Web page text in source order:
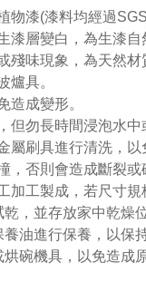
物漆(漆料均經過
漆層變白，為生漆
殘味現象，為天然
爐具。
造成變形。
但勿長時間浸泡水中
屬刷具進行清洗，以
，否則會造成斷裂或
加工製成，若尺寸規
，並存放家中乾燥
油進行保養，以保
碗機具，以免造成